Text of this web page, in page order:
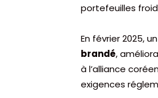
portefeuilles
En février 2025,
brandé,
à l’alliance
exigences